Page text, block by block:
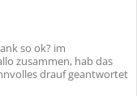
so ok? im
zusammen, hab das
drauf geantwortet